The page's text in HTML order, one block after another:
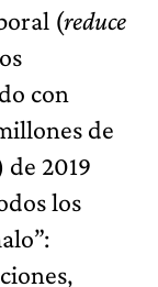
(reduce
con
de
2019
los